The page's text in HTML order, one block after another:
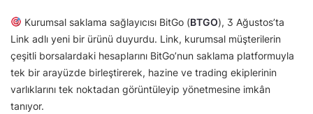
Kurumsal saklama sağlayıcısı BitGo (BTGO), 3 Ağustos’ta
Link adlı yeni bir ürünü duyurdu. Link, kurumsal müşterilerin
çeşitli borsalardaki hesaplarını BitGo’nun saklama platformuyla
tek bir arayüzde birleştirerek, hazine ve trading ekiplerinin
varlıklarını tek noktadan görüntüleyip yönetmesine imkân
tanıyor.